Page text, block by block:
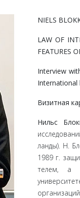
NIELS
LAW OF
FEATURES
Interview
International
Визитная
Нильс
ланды). Н.
1989 г.
телем, а